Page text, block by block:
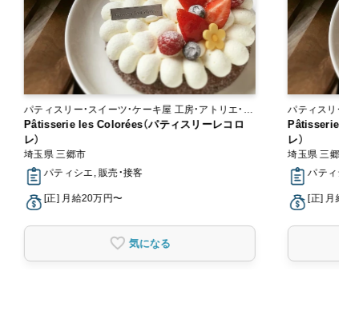
パティスリー・スイーツ・ケーキ屋 工房・アトリエ・オ
ンラインショップ
Pâtisserie les Colorées（パティスリーレコロ
レ）
埼玉県 三郷市
パティシエ, 販売・接客
[正] 月給20万円〜
気になる
パティスリー・スイーツ
ンラインショッ
Pâtisserie les
レ）
埼玉県 三郷市
パティシエ
[正] 月給20